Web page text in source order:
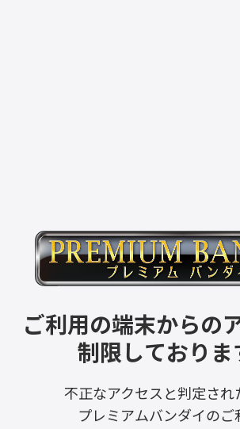
ご利用の端末からの
制限しておりま
不正なアクセスと判定され
プレミアムバンダイのご